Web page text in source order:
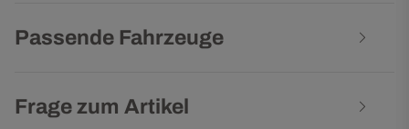
Passende Fahrzeuge
Frage zum Artikel